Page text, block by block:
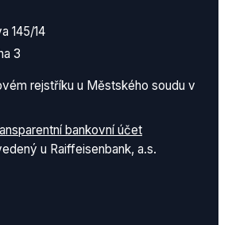
145/14
3
rejstříku u Městského soudu v
bankovní účet
u Raiffeisenbank, a.s.